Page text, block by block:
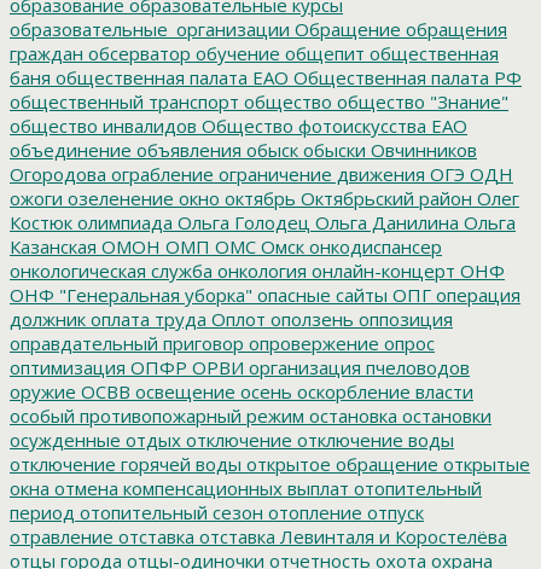
образовательные_организации Обращение обращения
граждан обсерватор обучение общепит общественная
баня общественная палата ЕАО Общественная палата РФ
общественный транспорт общество общество "Знание"
общество инвалидов Общество фотоискусства ЕАО
объединение объявления обыск обыски Овчинников
Огородова ограбление ограничение движения ОГЭ ОДН
ожоги озеленение окно октябрь Октябрьский район Олег
Костюк олимпиада Ольга Голодец Ольга Данилина Ольга
Казанская ОМОН ОМП ОМС Омск онкодиспансер
онкологическая служба онкология онлайн-концерт ОНФ
ОНФ "Генеральная уборка" опасные сайты ОПГ операция
должник оплата труда Оплот оползень оппозиция
оправдательный приговор опровержение опрос
оптимизация ОПФР ОРВИ организация пчеловодов
оружие ОСВВ освещение осень оскорбление власти
особый противопожарный режим остановка остановки
осужденные отдых отключение отключение воды
отключение горячей воды открытое обращение открытые
окна отмена компенсационных выплат отопительный
период отопительный сезон отопление отпуск
отравление отставка отставка Левинталя и Коростелёва
отцы города отцы-одиночки отчетность охота охрана